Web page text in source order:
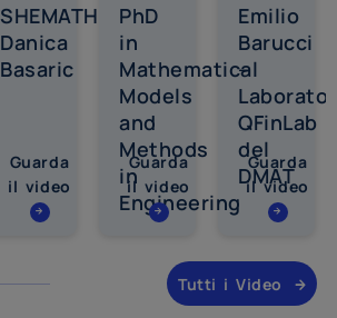
SHEMATH
Danica
Basaric
Guarda
il video
PhD
in
Mathematical
Models
and
Methods
in
Engineering
Guarda
il video
Emilio
Barucci
–
QFinLab
del
DMAT
Guarda
il video
Tutti i Video